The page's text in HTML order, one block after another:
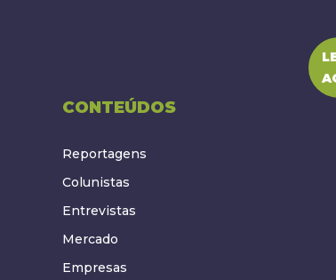
CONTEÚDOS
Reportagens
Colunistas
Entrevistas
Mercado
Empresas